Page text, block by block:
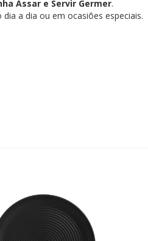
Assar e Servir Germer.
a dia ou em ocasiões especiais.